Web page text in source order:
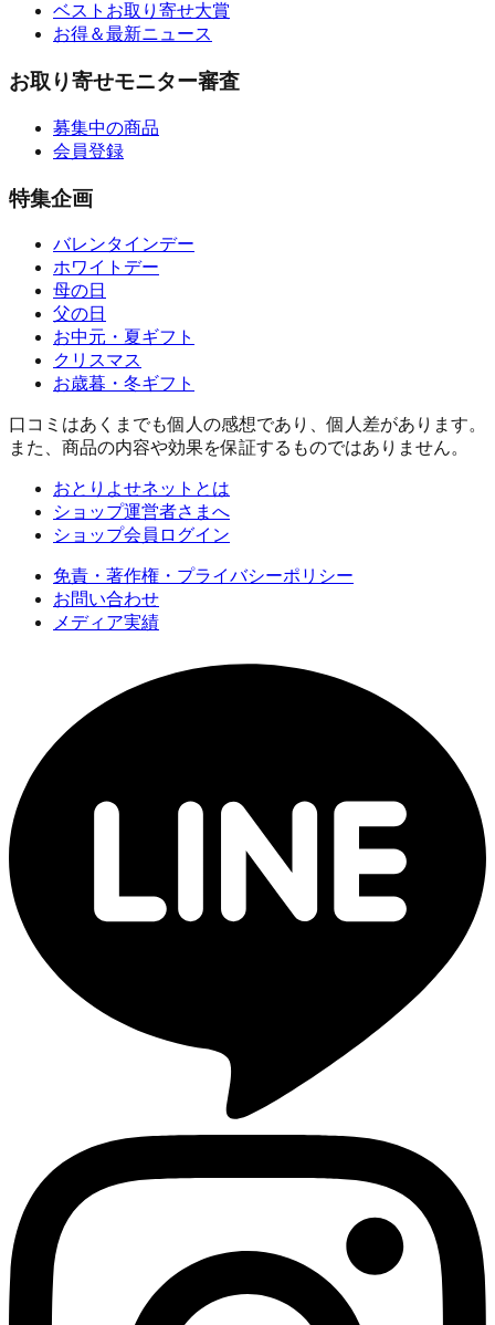
ベストお取り寄せ大賞
お得＆最新ニュース
お取り寄せモニター審査
募集中の商品
会員登録
特集企画
バレンタインデー
ホワイトデー
母の日
父の日
お中元・夏ギフト
クリスマス
お歳暮・冬ギフト
口コミはあくまでも個人の感想であり、個人差があります。
また、商品の内容や効果を保証するものではありません。
おとりよせネットとは
ショップ運営者さまへ
ショップ会員ログイン
免責・著作権・プライバシーポリシー
お問い合わせ
メディア実績